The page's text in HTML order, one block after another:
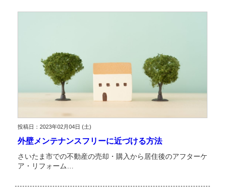
投稿日：2023年02月04日 (土)
外壁メンテナンスフリーに近づける方法
さいたま市での不動産の売却・購入から居住後のアフターケ
ア・リフォーム…